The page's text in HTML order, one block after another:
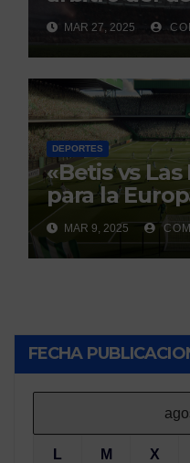
con un
debate
MAR 27, 2025
DEPORTES
«Betis vs
para la
League»
MAR 9, 2025
FECHA
L M X